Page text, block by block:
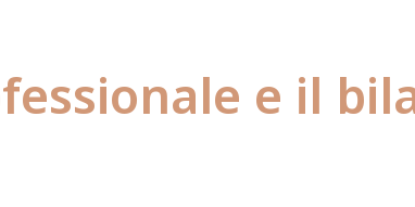
e il